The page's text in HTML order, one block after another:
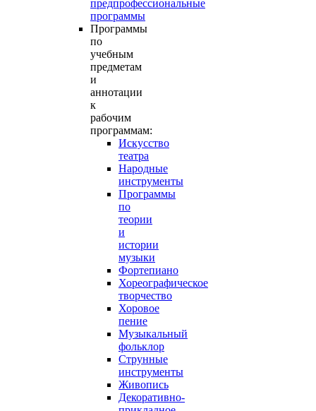
предпрофессиональные
программы
Программы
по
учебным
предметам
и
аннотации
к
рабочим
программам:
Искусство
театра
Народные
инструменты
Программы
по
теории
и
истории
музыки
Фортепиано
Хореографическое
творчество
Хоровое
пение
Музыкальный
фольклор
Струнные
инструменты
Живопись
Декоративно-